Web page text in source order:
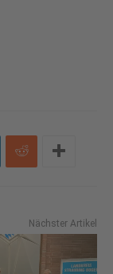
Nächster Artikel